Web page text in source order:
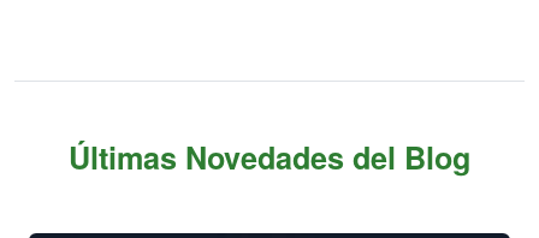
Últimas Novedades del Blog